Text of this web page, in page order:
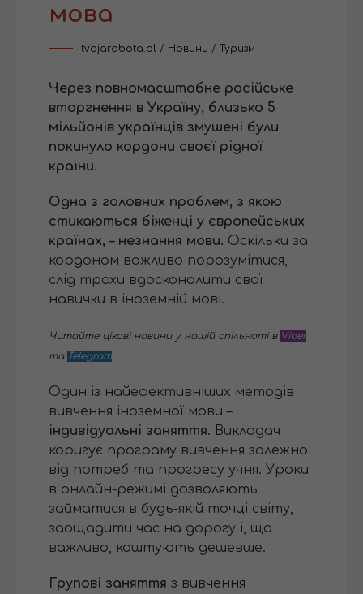
мова
tvojarabota.pl / Новини / Туризм
Через повномасштабне російське
вторгнення в Україну, близько 5
мільйонів українців змушені були
покинуло кордони своєї рідної
країни.
Одна з головних проблем, з якою
стикаються біженці у європейських
країнах, – незнання мови. Оскільки за
кордоном важливо порозумітися,
слід трохи вдосконалити свої
навички в іноземній мові.
Читайте цікаві новини у нашій спільноті в Viber
та Telegram
Один із найефективніших методів
вивчення іноземної мови –
індивідуальні заняття. Викладач
коригує програму вивчення залежно
від потреб та прогресу учня. Уроки
в онлайн-режимі дозволяють
займатися в будь-якій точці світу,
заощадити час на дорогу і, що
важливо, коштують дешевше.
Групові заняття з вивчення